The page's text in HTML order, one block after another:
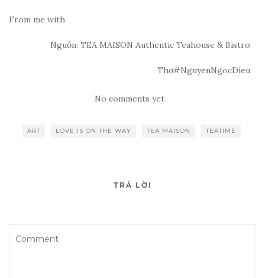
From me with
Nguồn: TEA MAISON Authentic Teahouse & Bistro
Thơ#NguyenNgocDieu
No comments yet
ART LOVE IS ON THE WAY TEA MAISON TEATIME
TRẢ LỜI